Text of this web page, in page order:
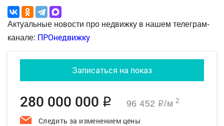
Актуальные новости про недвижку в нашем телеграм-
канале: ПРОнедвижку
Записаться на показ
280 000 000 q 96 452 q/м2
Следить за изменением цены